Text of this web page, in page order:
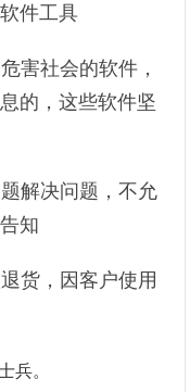
件工具
害社会的软件，
的，这些软件坚
解决问题，不允
知
货，因客户使用
。